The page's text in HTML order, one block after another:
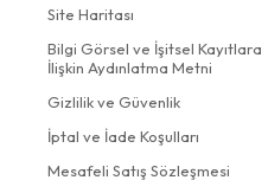
Site Haritası
Bilgi Görsel ve İşitsel Kayıtlara
İlişkin Aydınlatma Metni
Gizlilik ve Güvenlik
İptal ve İade Koşulları
Mesafeli Satış Sözleşmesi